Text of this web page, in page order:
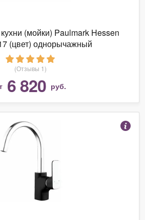
(мойки) Paulmark Hessen
(цвет) однорычажный
(Отзывы 1)
6 820 руб.